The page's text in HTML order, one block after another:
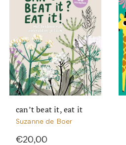
can’t beat it, eat it
Suzanne de Boer
€20,00